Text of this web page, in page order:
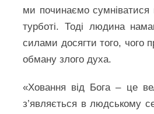
ми починаємо сумніватися
турботі. Тоді людина
силами досягти того, чого
обману злого духа.
«Ховання від Бога – це
з’являється в людському